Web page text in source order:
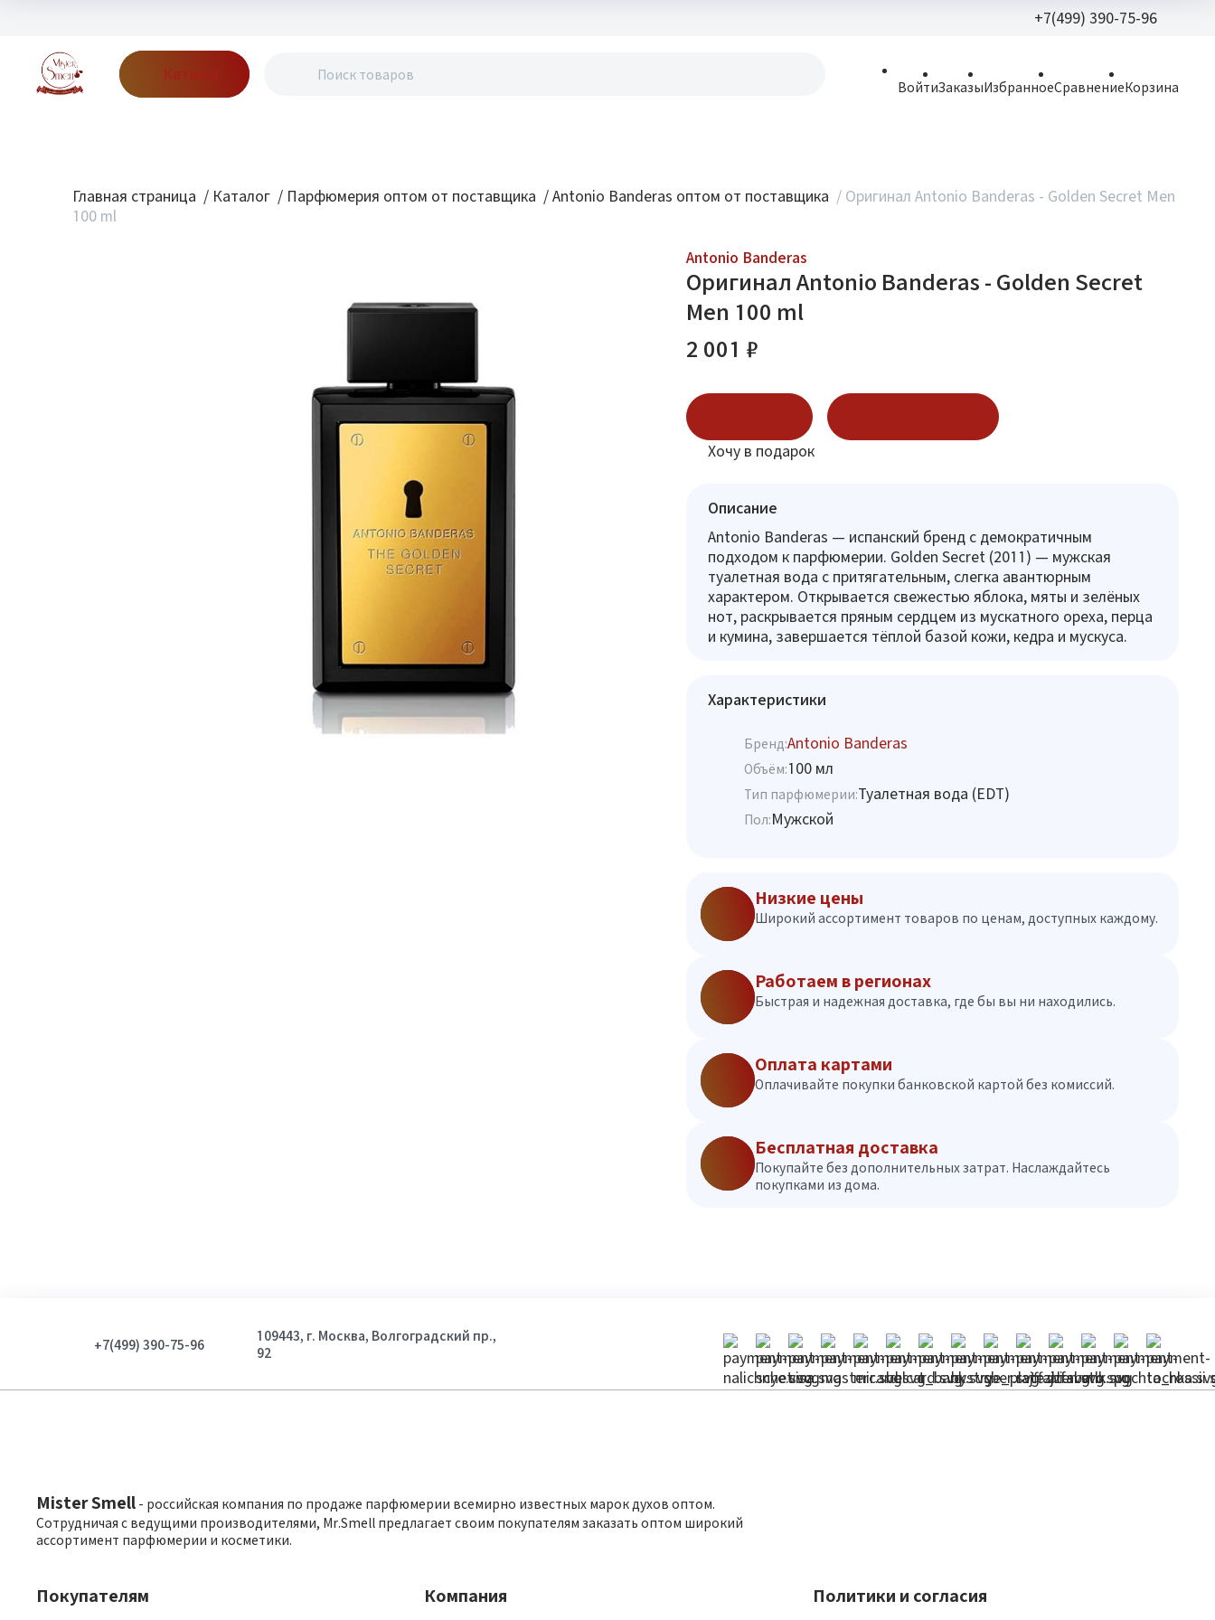
+7(499) 390-75-96
Волгоградский
Каталог
ВойтиЗаказыИзбранноеСравнениеКорзина
Главная страница / Каталог / Парфюмерия оптом от поставщика / Antonio Banderas оптом от поставщика / Оригинал Antonio Banderas - Golden Secret Men
100 ml
Antonio Banderas
Оригинал Antonio Banderas - Golden Secret
Men 100 ml
2 001 ₽
Хочу в подарок
Описание
Antonio Banderas — испанский бренд с демократичным
подходом к парфюмерии. Golden Secret (2011) — мужская
туалетная вода с притягательным, слегка авантюрным
характером. Открывается свежестью яблока, мяты и зелёных
нот, раскрывается пряным сердцем из мускатного ореха, перца
и кумина, завершается тёплой базой кожи, кедра и мускуса.
Характеристики
Бренд:Antonio Banderas
Объём:100 мл
Тип парфюмерии:Туалетная вода (EDT)
Пол:Мужской
Низкие цены
Широкий ассортимент товаров по ценам, доступных каждому.
Работаем в регионах
Быстрая и надежная доставка, где бы вы ни находились.
Оплата картами
Оплачивайте покупки банковской картой без комиссий.
Бесплатная доставка
Покупайте без дополнительных затрат. Наслаждайтесь
покупками из дома.
+7(499) 390-75-96
109443, г. Москва, Волгоградский пр.,
92
Mister Smell - российская компания по продаже парфюмерии всемирно известных марок духов оптом.
Сотрудничая с ведущими производителями, Mr.Smell предлагает своим покупателям заказать оптом широкий
ассортимент парфюмерии и косметики.
Покупателям Компания Политики и согласия